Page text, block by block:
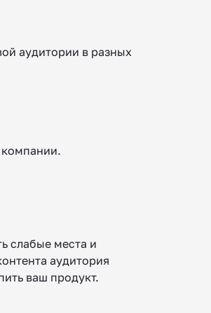
аудитории в разных
компании.
слабые места и
аудитория
ваш продукт.